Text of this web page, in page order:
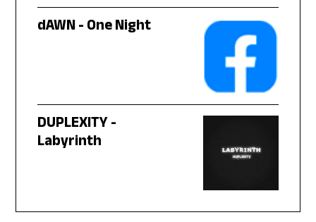
dAWN - One Night
DUPLEXITY -
Labyrinth